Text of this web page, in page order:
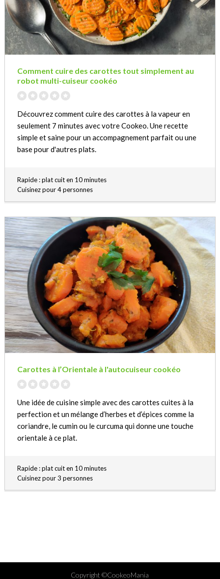
Comment cuire des carottes tout simplement au
robot multi-cuiseur cookéo
Découvrez comment cuire des carottes à la vapeur en
seulement 7 minutes avec votre Cookeo. Une recette
simple et saine pour un accompagnement parfait ou une
base pour d'autres plats.
Rapide : plat cuit en 10 minutes
Cuisinez pour 4 personnes
Carottes à l’Orientale à l'autocuiseur cookéo
Une idée de cuisine simple avec des carottes cuites à la
perfection et un mélange d’herbes et d’épices comme la
coriandre, le cumin ou le curcuma qui donne une touche
orientale à ce plat.
Rapide : plat cuit en 10 minutes
Cuisinez pour 3 personnes
Copyright ©CookeoMania